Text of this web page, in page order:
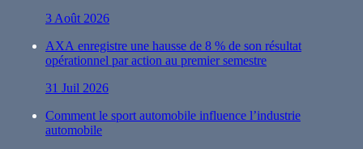
3 Août 2026
AXA enregistre une hausse de 8 % de son résultat
opérationnel par action au premier semestre
31 Juil 2026
Comment le sport automobile influence l’industrie
automobile